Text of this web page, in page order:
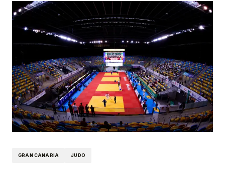
GRAN CANARIA JUDO